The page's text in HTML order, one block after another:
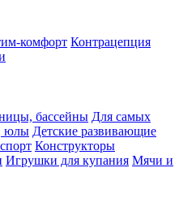
комфорт Контрацепция
бассейны Для самых
юлы Детские развивающие
Конструкторы
Игрушки для купания Мячи и